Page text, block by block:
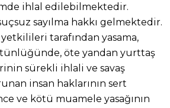
ihlal edilebilmektedir.
sayılma hakkı gelmektedir.
tarafından yasama,
öte yandan yurttaş
sürekli ihlali ve savaş
insan haklarının sert
ve kötü muamele yasağının